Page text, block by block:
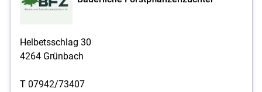
Helbetsschlag 30
4264 Grünbach
T 07942/73407